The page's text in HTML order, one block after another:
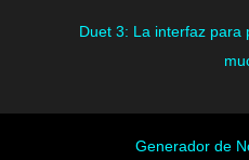
Duet 3: La interfaz para
Generador de